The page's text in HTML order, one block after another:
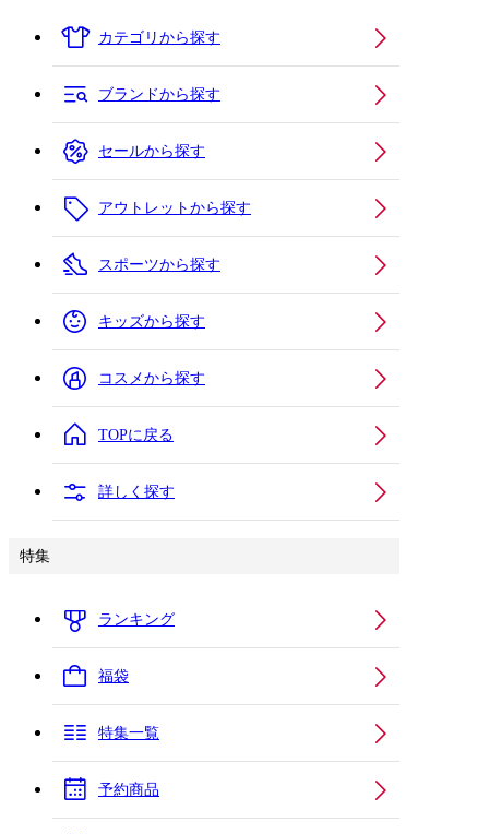
カテゴリから探す
ブランドから探す
セールから探す
アウトレットから探す
スポーツから探す
キッズから探す
コスメから探す
TOPに戻る
詳しく探す
特集
ランキング
福袋
特集一覧
予約商品